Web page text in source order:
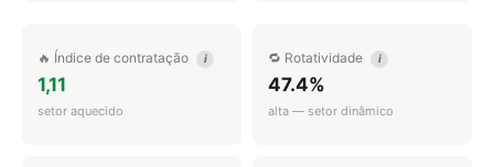
🔥 Índice de contratação i
1,11
setor aquecido
🔁 Rotatividade i
47.4%
alta — setor dinâmico